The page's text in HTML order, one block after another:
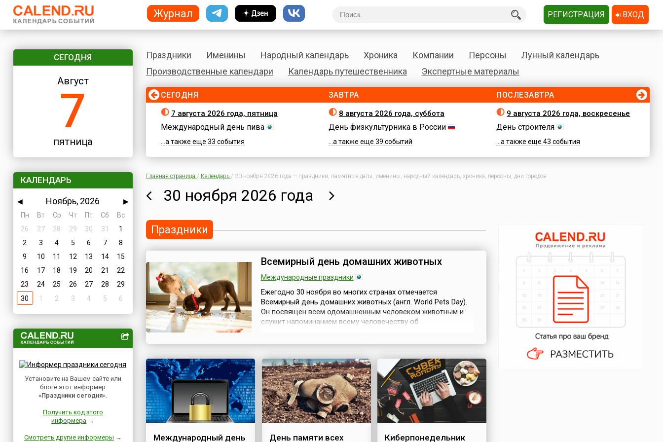
СЕГОДНЯ
Август
7
пятница
КАЛЕНДАРЬ
◀ Ноябрь, 2026
▶
Пн
Вт Ср Чт Пт Сб
Вс
26
27 28 29 30 31
1
2
3 4 5 6 7
8
9
10 11 12 13 14
15
16
17 18 19 20 21
22
23
24 25 26 27 28
29
30
1 2 3 4 5 6
Установите на Вашем сайте или
блоге этот информер
«Праздники сегодня».
Получить код этого
информера →
Смотреть другие информеры →
Праздники Именины Народный календарь Хроника Компании Персоны
Лунный календарь
Производственные календари
Календарь путешественника Экспертные материалы
СЕГОДНЯ
7 августа 2026 года, пятница
Международный день пива
...а также еще 33 события
ЗАВТРА
8 августа 2026 года, суббота
День физкультурника в России
...а также еще 39 событий
ПОСЛЕЗАВТРА
9 августа 2026 года, воскресенье
День строителя
...а также еще 43 события
Главная страница / Календарь / 30 ноября 2026 года — праздники, памятные даты, именины, народный календарь, хроника, персоны, дни городов
30 ноября 2026 года
Праздники
Всемирный день домашних животных
Международные праздники
Ежегодно 30 ноября во многих странах отмечается
Всемирный день домашних животных (англ. World Pets Day).
Он посвящен всем одомашненным человеком животным и
служит напоминанием всему человечеству об
Экзюпери: «Ты навсегда в ответе за тех, кого приручил»...
Международный день
День памяти всех
Киберпонедельник
Журнал РЕГИСТРАЦИЯ ВХОД